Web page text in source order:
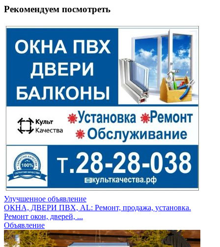
Рекомендуем посмотреть
Улучшенное объявление
ОКНА, ДВЕРИ ПВХ, AL: Ремонт, продажа, установка.
Ремонт окон, дверей, ...
Объявление